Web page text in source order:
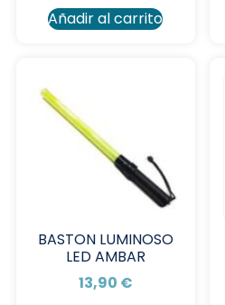
Añadir al carrito
BASTON LUMINOSO
LED AMBAR
13,90 €